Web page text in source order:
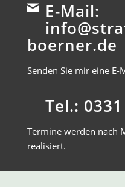
E-Mail:
boerner.de
Senden Sie mir eine E-
Tel.:
Termine werden nach
realisiert.